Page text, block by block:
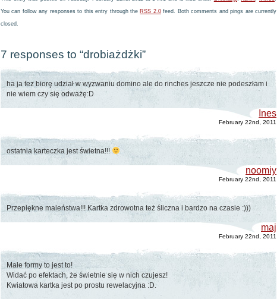
You can follow any responses to this entry through the RSS 2.0feed. Both comments and pings are currently
closed.
7 responses to “drobiażdżki”
ha ja tez biorę udział w wyzwaniu domino ale do rinches jeszcze nie podeszłam i
nie wiem czy się odważę:D
Ines
February 22nd, 2011
ostatnia karteczka jest świetna!!!
noomiy
February 22nd, 2011
Przepiękne maleństwa!!! Kartka zdrowotna też śliczna i bardzo na czasie :)))
maj
February 22nd, 2011
Małe formy to jest to!
Widać po efektach, że świetnie się w nich czujesz!
Kwiatowa kartka jest po prostu rewelacyjna :D.